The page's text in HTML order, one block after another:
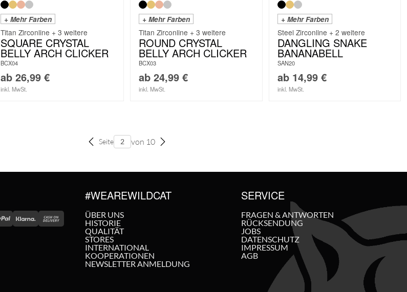
+ Mehr Farben
Titan Zirconline + 3 weitere
SQUARE CRYSTAL
BELLY ARCH CLICKER
BCX04
ab 26,99 €
inkl. MwSt.
+ Mehr Farben
Titan Zirconline + 3 weitere
ROUND CRYSTAL
BELLY ARCH CLICKER
BCX03
ab 24,99 €
inkl. MwSt.
+ Mehr Farben
Steel Zirconline + 2 weitere
DANGLING SNAKE
BANANABELL
SAN20
ab 14,99 €
inkl. MwSt.
Seite von 10
#WEAREWILDCAT
ÜBER UNS
HISTORIE
QUALITÄT
STORES
INTERNATIONAL
KOOPERATIONEN
NEWSLETTER ANMELDUNG
SERVICE
FRAGEN & ANTWORTEN
RÜCKSENDUNG
JOBS
DATENSCHUTZ
IMPRESSUM
AGB